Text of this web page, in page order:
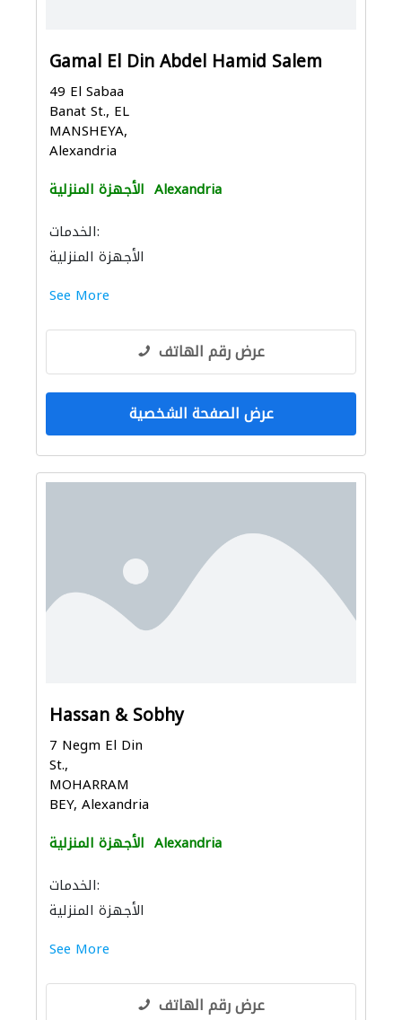
Gamal El Din Abdel Hamid Salem
49 El Sabaa
Banat St., EL
MANSHEYA,
Alexandria
الأجهزة المنزلية Alexandria
الخدمات:
الأجهزة المنزلية
See More
عرض رقم الهاتف
عرض الصفحة الشخصية
Hassan & Sobhy
7 Negm El Din
St.,
MOHARRAM
BEY, Alexandria
الأجهزة المنزلية Alexandria
الخدمات:
الأجهزة المنزلية
See More
عرض رقم الهاتف